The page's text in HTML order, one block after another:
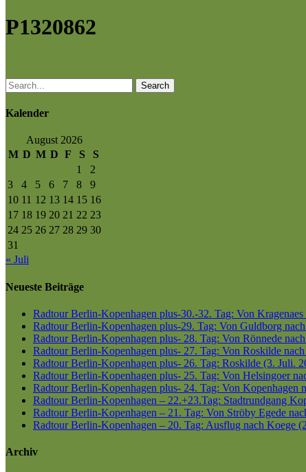
P1320862
Search
Kalender
August 2026
M D M D F S
S
1
2
3
4 5 6 7 8
9
10 11 12 13 14 15 16
17 18 19 20 21 22 23
24 25 26 27 28 29 30
31
« Juli
Neueste Beiträge
Radtour Berlin-Kopenhagen plus-30.-32. Tag: Von
Radtour Berlin-Kopenhagen plus-29. Tag: Von Guldborg
Radtour Berlin-Kopenhagen plus- 28. Tag: Von Rönnede
Radtour Berlin-Kopenhagen plus- 27. Tag: Von Roskilde
Radtour Berlin-Kopenhagen plus- 26. Tag: Roskilde (3. Juli.
Radtour Berlin-Kopenhagen plus- 25. Tag: Von Helsingoer
Radtour Berlin-Kopenhagen plus- 24. Tag: Von Kopenhagen
Radtour Berlin-Kopenhagen – 22.+23.Tag: Stadtrundgang
Radtour Berlin-Kopenhagen – 21. Tag: Von Ströby Egede
Radtour Berlin-Kopenhagen – 20. Tag: Ausflug nach Koege
Archiv